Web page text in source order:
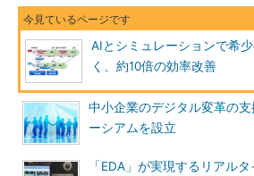
AIとシミュレーションで希
く、約10倍の効率改善
中小企業のデジタル変革の
ーシアムを設立
「EDA」が実現するリアル